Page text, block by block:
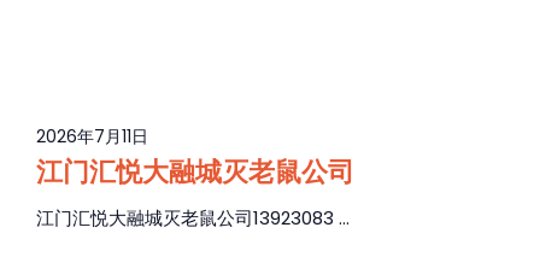
2026年7月11日
江门汇悦大融城灭老鼠公司
江门汇悦大融城灭老鼠公司13923083 ...